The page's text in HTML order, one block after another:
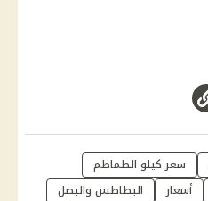
سعر كيلو الطماطم
أسعار
البطاطس والبصل